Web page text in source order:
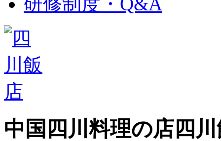
中国四川料理の店 四